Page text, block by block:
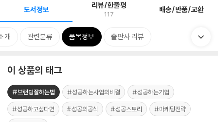
도서정보 리뷰/한줄평
117 배송/반품/교환
개 관련분류 품목정보 출판사 리뷰
이 상품의 태그
#브랜딩잘하는법 #성공하는사업의비결 #성공하는기업
#성공하고싶다면 #성공의공식 #성공스토리 #마케팅전략